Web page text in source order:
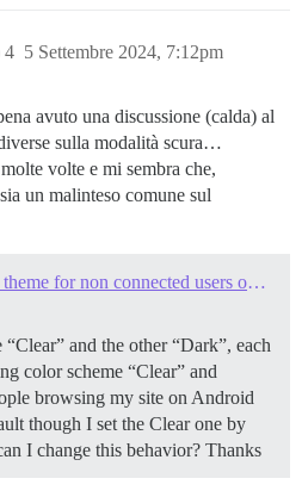
5 Settembre 2024, 7:12pm
4
avuto una discussione (calda) al
sulla modalità scura…
volte e mi sembra che,
un malinteso comune sul
How to deactivate dark theme for non connected users on mobile?
and the other “Dark”, each
color scheme “Clear” and
browsing my site on Android
though I set the Clear one by
I change this behavior? Thanks